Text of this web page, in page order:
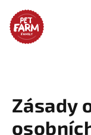
obsah
Zásady